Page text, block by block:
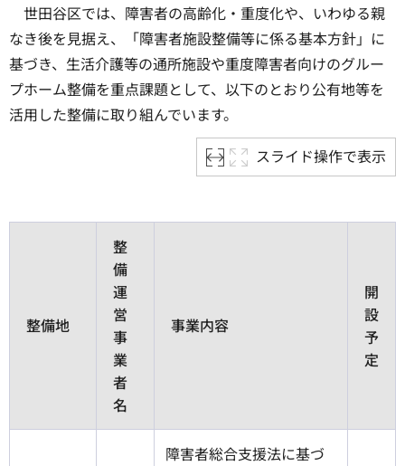
世田谷区では、障害者の高齢化・重度化や、いわゆる親
なき後を見据え、「障害者施設整備等に係る基本方針」に
基づき、生活介護等の通所施設や重度障害者向けのグルー
プホーム整備を重点課題として、以下のとおり公有地等を
活用した整備に取り組んでいます。
スライド操作で表示
整備地
整
備
運
営
事
業
者
名
事業内容
開
設
予
定
障害者総合支援法に基づ